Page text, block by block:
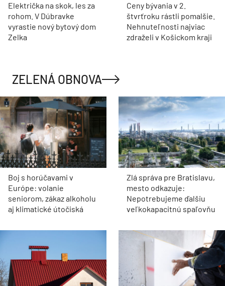
Električka na skok, les za
rohom. V Dúbravke
vyrastie nový bytový dom
Zelka
Ceny bývania v 2.
štvrťroku rástli pomalšie.
Nehnuteľnosti najviac
zdraželi v Košickom kraji
ZELENÁ OBNOVA
Boj s horúčavami v
Európe: volanie
seniorom, zákaz alkoholu
aj klimatické útočiská
Zlá správa pre Bratislavu,
mesto odkazuje:
Nepotrebujeme ďalšiu
veľkokapacitnú spaľovňu